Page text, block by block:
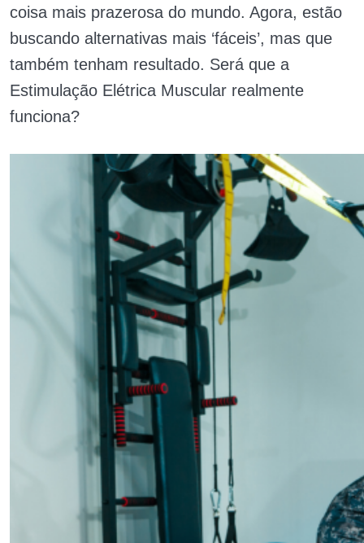
coisa mais prazerosa do mundo. Agora, estão
buscando alternativas mais ‘fáceis’, mas que
também tenham resultado. Será que a
Estimulação Elétrica Muscular realmente
funciona?